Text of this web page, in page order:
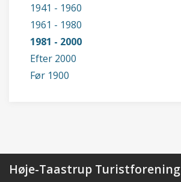
1941 - 1960
1961 - 1980
1981 - 2000
Efter 2000
Før 1900
Høje-Taastrup Turistforening